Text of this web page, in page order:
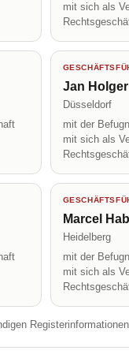
mit sich als
Jan
Düsseldorf
mit der
mit sich als
Marcel
Heidelberg
mit der
mit sich als